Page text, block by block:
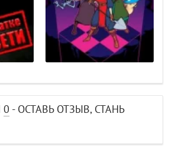
0 - ОСТАВЬ ОТЗЫВ, СТАНЬ